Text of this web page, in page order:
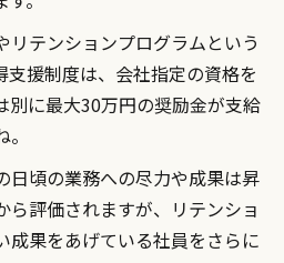
リテンションプログラムという
支援制度は、会社指定の資格を
別に最大30万円の奨励金が支給
日頃の業務への尽力や成果は昇
ら評価されますが、リテンショ
成果をあげている社員をさらに